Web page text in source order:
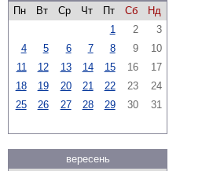
Пн
Вт Ср Чт Пт Сб
Нд
1
2
3
4
5 6 7 8 9
10
11
12 13 14 15 16
17
18
19 20 21 22 23
24
25
26 27 28 29 30 31
вересень